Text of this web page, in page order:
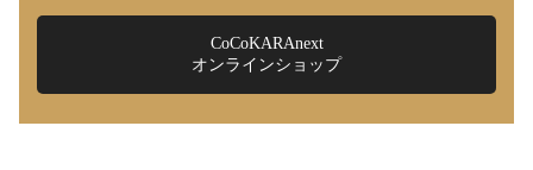
CoCoKARAnext
オンラインショップ